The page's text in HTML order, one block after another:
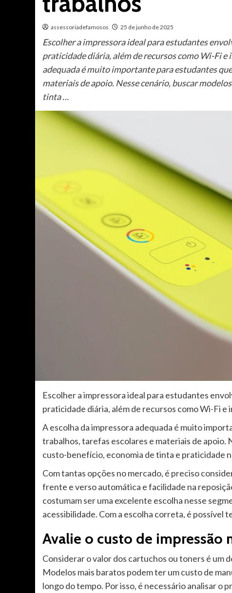
assessoriadefamosos 25 de junho de 2025
Escolher a impressora ideal para estudantes
praticidade diária, além de recursos como Wi-Fi
adequada é muito importante para estudantes
materiais de apoio. Nesse cenário, buscar
tinta …
Escolher a impressora ideal para estudantes
praticidade diária, além de recursos como Wi-Fi e
A escolha da impressora adequada é muito
trabalhos, tarefas escolares e materiais de apoio.
custo-benefício, economia de tinta e praticidade
Com tantas opções no mercado, é preciso
frente e verso automática e facilidade na
costumam ser uma excelente escolha nesse
acessibilidade. Com a escolha correta, é possível
Avalie o custo de impressão
Considerar o valor dos cartuchos ou toners é um
Modelos mais baratos podem ter um custo de
longo do tempo. Por isso, é necessário analisar o